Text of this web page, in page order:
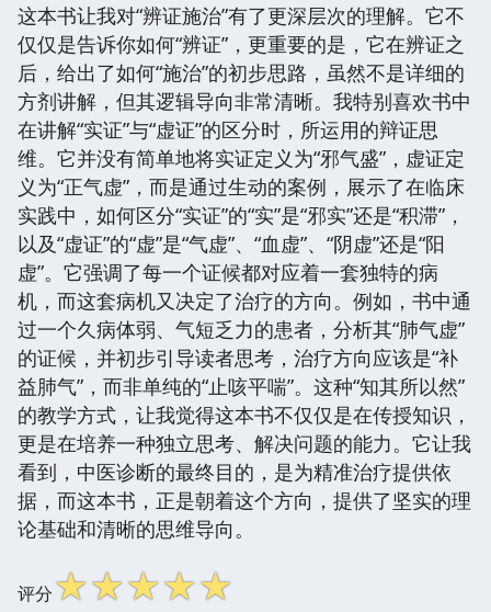
这本书让我对“辨证施治”有了更深层次的理解。它不
仅仅是告诉你如何“辨证”，更重要的是，它在辨证之
后，给出了如何“施治”的初步思路，虽然不是详细的
方剂讲解，但其逻辑导向非常清晰。我特别喜欢书中
在讲解“实证”与“虚证”的区分时，所运用的辩证思
维。它并没有简单地将实证定义为“邪气盛”，虚证定
义为“正气虚”，而是通过生动的案例，展示了在临床
实践中，如何区分“实证”的“实”是“邪实”还是“积滞”，
以及“虚证”的“虚”是“气虚”、“血虚”、“阴虚”还是“阳
虚”。它强调了每一个证候都对应着一套独特的病
机，而这套病机又决定了治疗的方向。例如，书中通
过一个久病体弱、气短乏力的患者，分析其“肺气虚”
的证候，并初步引导读者思考，治疗方向应该是“补
益肺气”，而非单纯的“止咳平喘”。这种“知其所以然”
的教学方式，让我觉得这本书不仅仅是在传授知识，
更是在培养一种独立思考、解决问题的能力。它让我
看到，中医诊断的最终目的，是为精准治疗提供依
据，而这本书，正是朝着这个方向，提供了坚实的理
论基础和清晰的思维导向。
评分☆☆☆☆☆